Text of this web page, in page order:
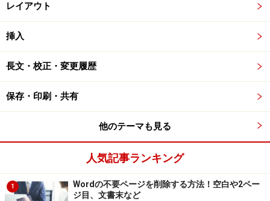
レイアウト
挿入
長文・校正・変更履歴
保存・印刷・共有
他のテーマも見る
人気記事ランキング
1
Wordの不要ページを削除する方法！空白や2ペー
ジ目、文書末など